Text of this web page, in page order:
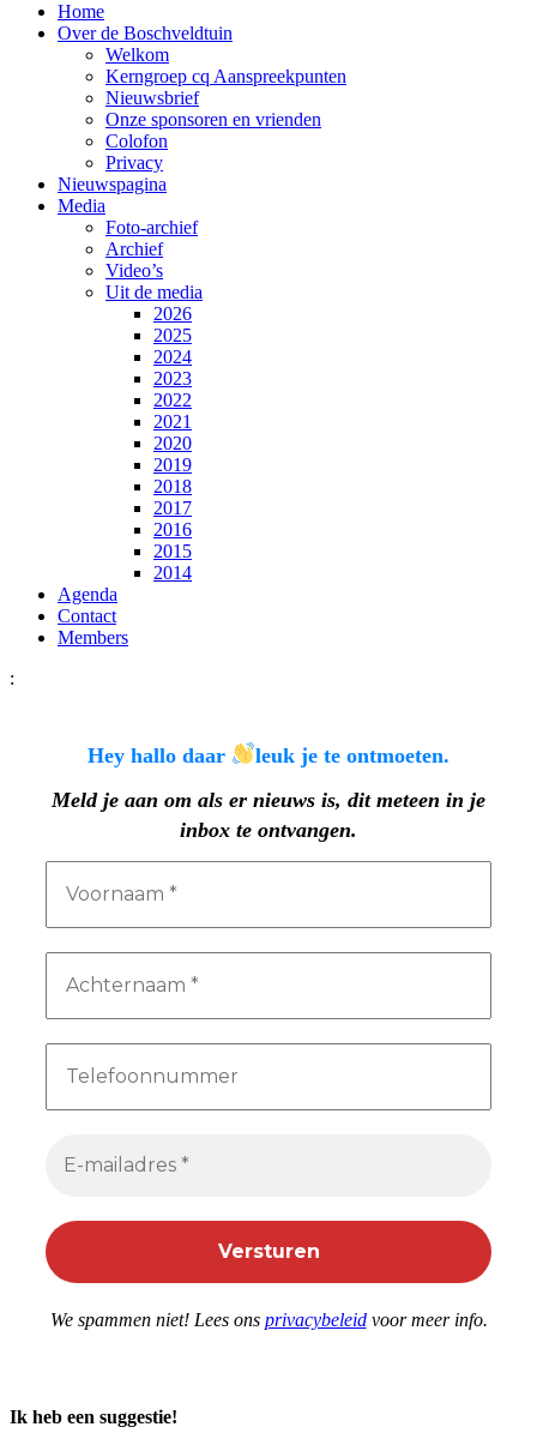
Home
Over de Boschveldtuin
Welkom
Kerngroep cq Aanspreekpunten
Nieuwsbrief
Onze sponsoren en vrienden
Colofon
Privacy
Nieuwspagina
Media
Foto-archief
Archief
Video’s
Uit de media
2026
2025
2024
2023
2022
2021
2020
2019
2018
2017
2016
2015
2014
Agenda
Contact
Members
:
Hey hallo daar
leuk je te ontmoeten.
Meld je aan om als er nieuws is, dit meteen in je
inbox te ontvangen.
We spammen niet! Lees ons privacybeleidvoor meer info.
Ik heb een suggestie!